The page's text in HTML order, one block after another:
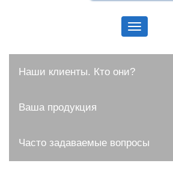
Меню
Наши клиенты. Кто они?
Ваша продукция
Часто задаваемые вопросы